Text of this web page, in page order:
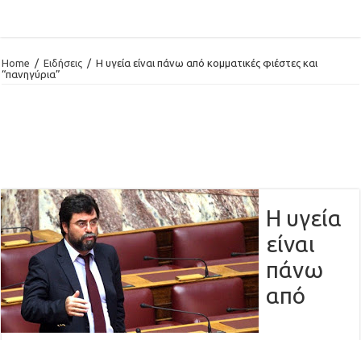
Home / Ειδήσεις / Η υγεία είναι πάνω από κομματικές φιέστες και
“πανηγύρια”
Η υγεία
είναι
πάνω
από